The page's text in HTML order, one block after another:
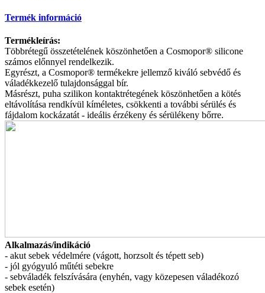
Termék információ
Termékleírás:
Többrétegű összetételének köszönhetően a Cosmopor® silicone
számos előnnyel rendelkezik.
Egyrészt, a Cosmopor® termékekre jellemző kiváló sebvédő és
váladékkezelő tulajdonsággal bír.
Másrészt, puha szilikon kontaktrétegének köszönhetően a kötés
eltávolítása rendkívül kíméletes, csökkenti a további sérülés és
fájdalom kockázatát - ideális érzékeny és sérülékeny bőrre.
Alkalmazás/indikáció
- akut sebek védelmére (vágott, horzsolt és tépett seb)
- jól gyógyuló műtéti sebekre
- sebváladék felszívására (enyhén, vagy közepesen váladékozó
sebek esetén)